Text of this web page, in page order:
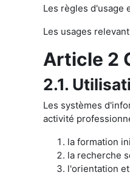
Les règles d'usage
Les usages
Article 2
2.1.
Les systèmes
activité
la formation
la recherche
l'orientation